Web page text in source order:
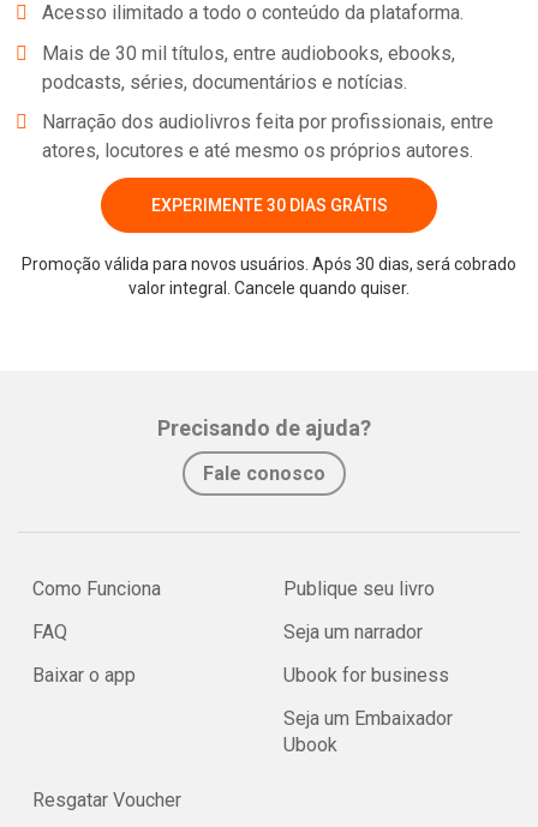
Acesso ilimitado a todo o conteúdo da plataforma.
Mais de 30 mil títulos, entre audiobooks, ebooks,
podcasts, séries, documentários e notícias.
Narração dos audiolivros feita por profissionais, entre
atores, locutores e até mesmo os próprios autores.
EXPERIMENTE 30 DIAS GRÁTIS
Promoção válida para novos usuários. Após 30 dias, será cobrado
valor integral. Cancele quando quiser.
Precisando de ajuda?
Fale conosco
Como Funciona
FAQ
Baixar o app
Publique seu livro
Seja um narrador
Ubook for business
Seja um Embaixador
Ubook
Resgatar Voucher